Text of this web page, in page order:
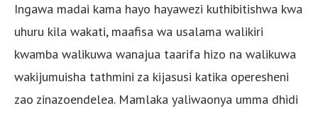
Ingawa madai kama hayo hayawezi kuthibitishwa kwa
uhuru kila wakati, maafisa wa usalama walikiri
kwamba walikuwa wanajua taarifa hizo na walikuwa
wakijumuisha tathmini za kijasusi katika operesheni
zao zinazoendelea. Mamlaka yaliwaonya umma dhidi